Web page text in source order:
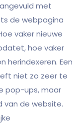
met
de webpagina
vaker nieuwe
hoe vaker
herindexeren. Een
niet zo zeer te
pop-ups, maar
van de website.